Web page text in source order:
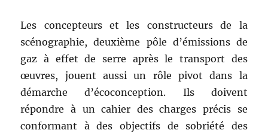
Les concepteurs et les constructeurs de la
scénographie, deuxième pôle d’émissions de
gaz à effet de serre après le transport des
œuvres, jouent aussi un rôle pivot dans la
démarche d’écoconception. Ils doivent
répondre à un cahier des charges précis se
conformant à des objectifs de sobriété des